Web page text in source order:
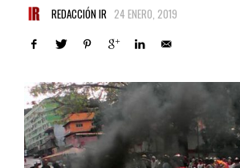
REDACCIÓN IR 24 ENERO, 2019